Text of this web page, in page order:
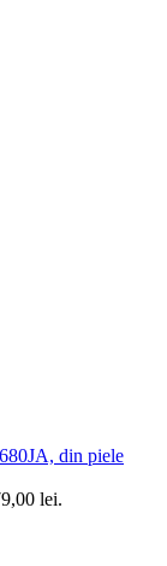
din piele
lei.